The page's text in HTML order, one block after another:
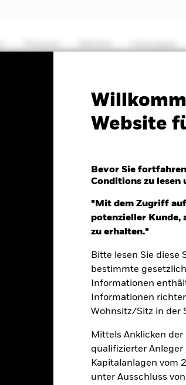
Website
Bevor Sie
Conditions zu lesen
"Mit dem Zugriff auf
potenzieller Kunde,
zu erhalten."
Bitte lesen Sie diese
bestimmte
Informationen
Informationen
Wohnsitz/Sitz in der
Mittels Anklicken der
qualifizierter Anleger
Kapitalanlagen vom
unter Ausschluss
Factsheet
Fixed Income
Morningstar
Eckdaten
aus Kapitalwachstum und Erträgen auf
an, und zwar in einer Weise,
Anlagen steht.